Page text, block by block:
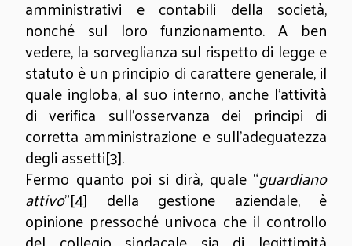
amministrativi e contabili della società,
nonché sul loro funzionamento. A ben
vedere, la sorveglianza sul rispetto di legge e
statuto è un principio di carattere generale, il
quale ingloba, al suo interno, anche l’attività
di verifica sull’osservanza dei principi di
corretta amministrazione e sull’adeguatezza
degli assetti[3].
Fermo quanto poi si dirà, quale “guardiano
attivo”[4] della gestione aziendale, è
opinione pressoché univoca che il controllo